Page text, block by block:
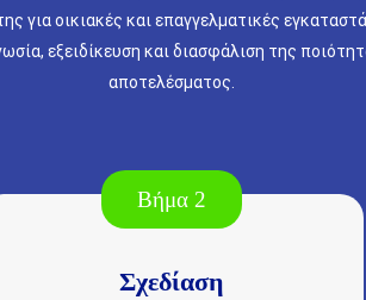
για οικιακές και επαγγελματικές
εξειδίκευση και διασφάλιση της
αποτελέσματος.
Βήμα 2
Σχεδίαση